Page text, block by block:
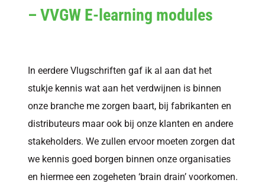
– VVGW E-learning modules
In eerdere Vlugschriften gaf ik al aan dat het
stukje kennis wat aan het verdwijnen is binnen
onze branche me zorgen baart, bij fabrikanten en
distributeurs maar ook bij onze klanten en andere
stakeholders. We zullen ervoor moeten zorgen dat
we kennis goed borgen binnen onze organisaties
en hiermee een zogeheten ‘brain drain’ voorkomen.